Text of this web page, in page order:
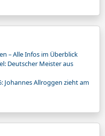
– Alle Infos im Überblick
Deutscher Meister aus
Johannes Allroggen zieht am